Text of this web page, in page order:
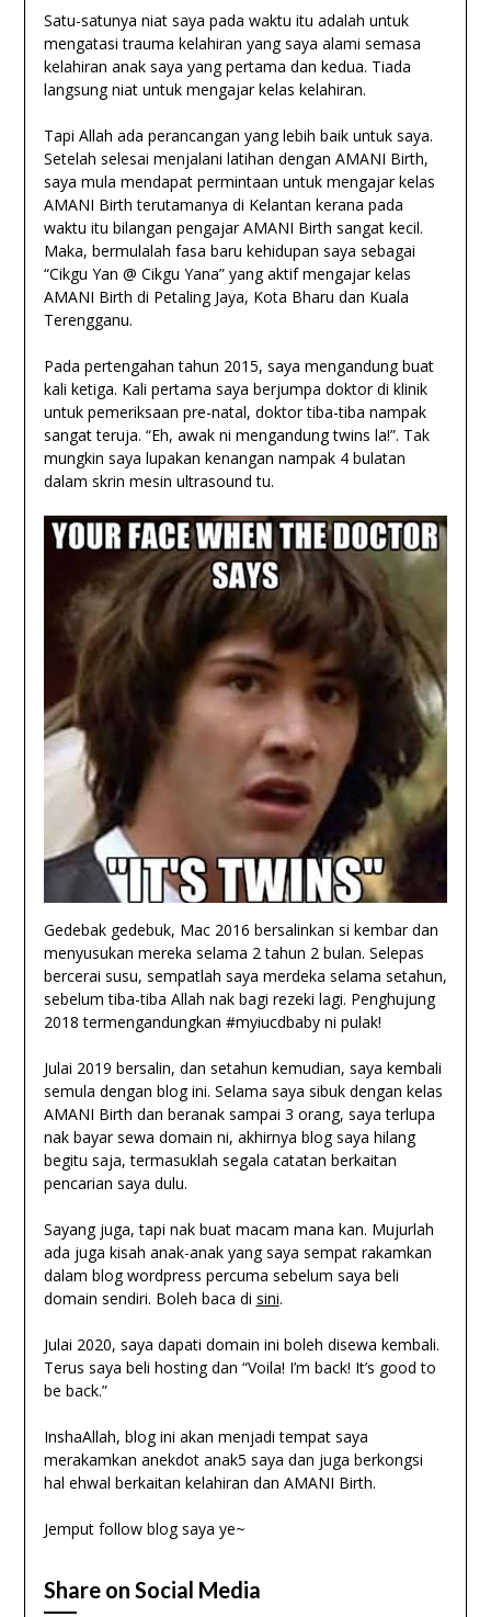
Satu-satunya niat saya pada waktu itu adalah untuk
mengatasi trauma kelahiran yang saya alami semasa
kelahiran anak saya yang pertama dan kedua. Tiada
langsung niat untuk mengajar kelas kelahiran.
Tapi Allah ada perancangan yang lebih baik untuk saya.
Setelah selesai menjalani latihan dengan AMANI Birth,
saya mula mendapat permintaan untuk mengajar kelas
AMANI Birth terutamanya di Kelantan kerana pada
waktu itu bilangan pengajar AMANI Birth sangat kecil.
Maka, bermulalah fasa baru kehidupan saya sebagai
“Cikgu Yan @ Cikgu Yana” yang aktif mengajar kelas
AMANI Birth di Petaling Jaya, Kota Bharu dan Kuala
Terengganu.
Pada pertengahan tahun 2015, saya mengandung buat
kali ketiga. Kali pertama saya berjumpa doktor di klinik
untuk pemeriksaan pre-natal, doktor tiba-tiba nampak
sangat teruja. “Eh, awak ni mengandung twins la!”. Tak
mungkin saya lupakan kenangan nampak 4 bulatan
dalam skrin mesin ultrasound tu.
Gedebak gedebuk, Mac 2016 bersalinkan si kembar dan
menyusukan mereka selama 2 tahun 2 bulan. Selepas
bercerai susu, sempatlah saya merdeka selama setahun,
sebelum tiba-tiba Allah nak bagi rezeki lagi. Penghujung
2018 termengandungkan #myiucdbaby ni pulak!
Julai 2019 bersalin, dan setahun kemudian, saya kembali
semula dengan blog ini. Selama saya sibuk dengan kelas
AMANI Birth dan beranak sampai 3 orang, saya terlupa
nak bayar sewa domain ni, akhirnya blog saya hilang
begitu saja, termasuklah segala catatan berkaitan
pencarian saya dulu.
Sayang juga, tapi nak buat macam mana kan. Mujurlah
ada juga kisah anak-anak yang saya sempat rakamkan
dalam blog wordpress percuma sebelum saya beli
domain sendiri. Boleh baca di sini.
Julai 2020, saya dapati domain ini boleh disewa kembali.
Terus saya beli hosting dan “Voila! I’m back! It’s good to
be back.”
InshaAllah, blog ini akan menjadi tempat saya
merakamkan anekdot anak5 saya dan juga berkongsi
hal ehwal berkaitan kelahiran dan AMANI Birth.
Jemput follow blog saya ye~
Share on Social Media